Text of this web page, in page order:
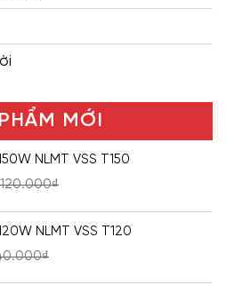
MỚI
NLMT VSS T150
₫
NLMT VSS T120
₫